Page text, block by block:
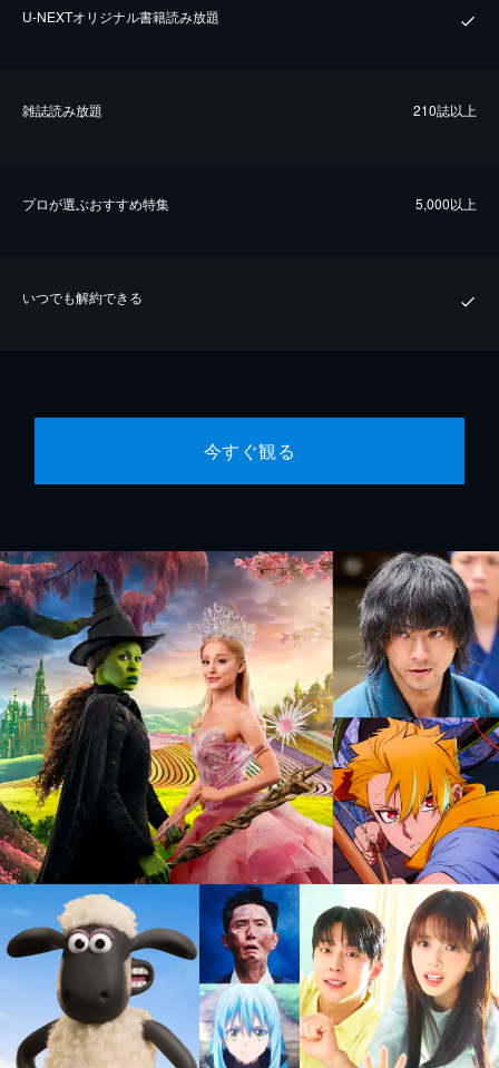
U-NEXTオリジナル書籍読み放題
雑誌読み放題 210誌以上
プロが選ぶおすすめ特集 5,000以上
いつでも解約できる
今すぐ観る